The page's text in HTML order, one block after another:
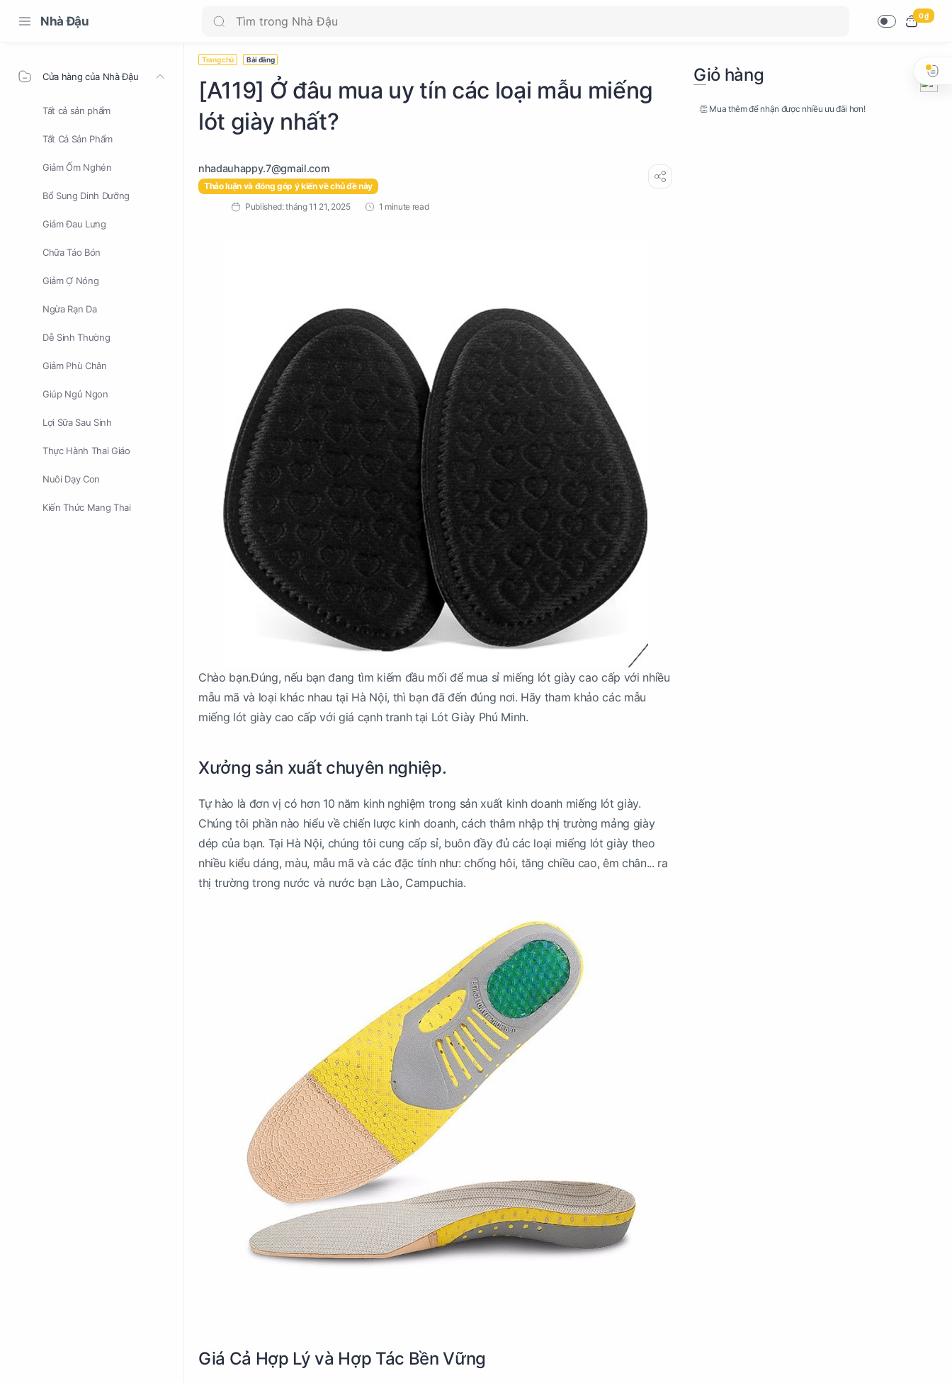
Nhà Đậu 0 ₫
Cửa hàng của Nhà Đậu
Tất cả sản phẩm
Tất Cả Sản Phẩm
Giảm Ốm Nghén
Bổ Sung Dinh Dưỡng
Giảm Đau Lưng
Chữa Táo Bón
Giảm Ợ Nóng
Ngừa Rạn Da
Dễ Sinh Thường
Giảm Phù Chân
Giúp Ngủ Ngon
Lợi Sữa Sau Sinh
Thực Hành Thai Giáo
Nuôi Dạy Con
Kiến Thức Mang Thai
Trang chủ Bài đăng
[A119] Ở đâu mua uy tín các loại mẫu miếng
lót giày nhất?
Thảo luận và đóng góp ý kiến về chủ đề này
1 minute read
Chào bạn.Đúng, nếu bạn đang tìm kiếm đầu mối để mua sỉ miếng lót giày cao cấp với nhiều
mẫu mã và loại khác nhau tại Hà Nội, thì bạn đã đến đúng nơi. Hãy tham khảo các mẫu
miếng lót giày cao cấp với giá cạnh tranh tại Lót Giày Phú Minh.
Xưởng sản xuất chuyên nghiệp.
Tự hào là đơn vị có hơn 10 năm kinh nghiệm trong sản xuất kinh doanh miếng lót giày.
Chúng tôi phần nào hiểu về chiến lược kinh doanh, cách thâm nhập thị trường mảng giày
dép của bạn. Tại Hà Nội, chúng tôi cung cấp sỉ, buôn đầy đủ các loại miếng lót giày theo
nhiều kiểu dáng, màu, mẫu mã và các đặc tính như: chống hôi, tăng chiều cao, êm chân... ra
thị trường trong nước và nước bạn Lào, Campuchia.
Giá Cả Hợp Lý và Hợp Tác Bền Vững
Giỏ hàng
👏 Mua thêm để nhận được nhiều ưu đãi hơn!